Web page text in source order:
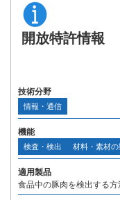
開放特許情報
技術分野
情報・通信
機能
検査・検出 材料・素材の
適用製品
食品中の豚肉を検出する方